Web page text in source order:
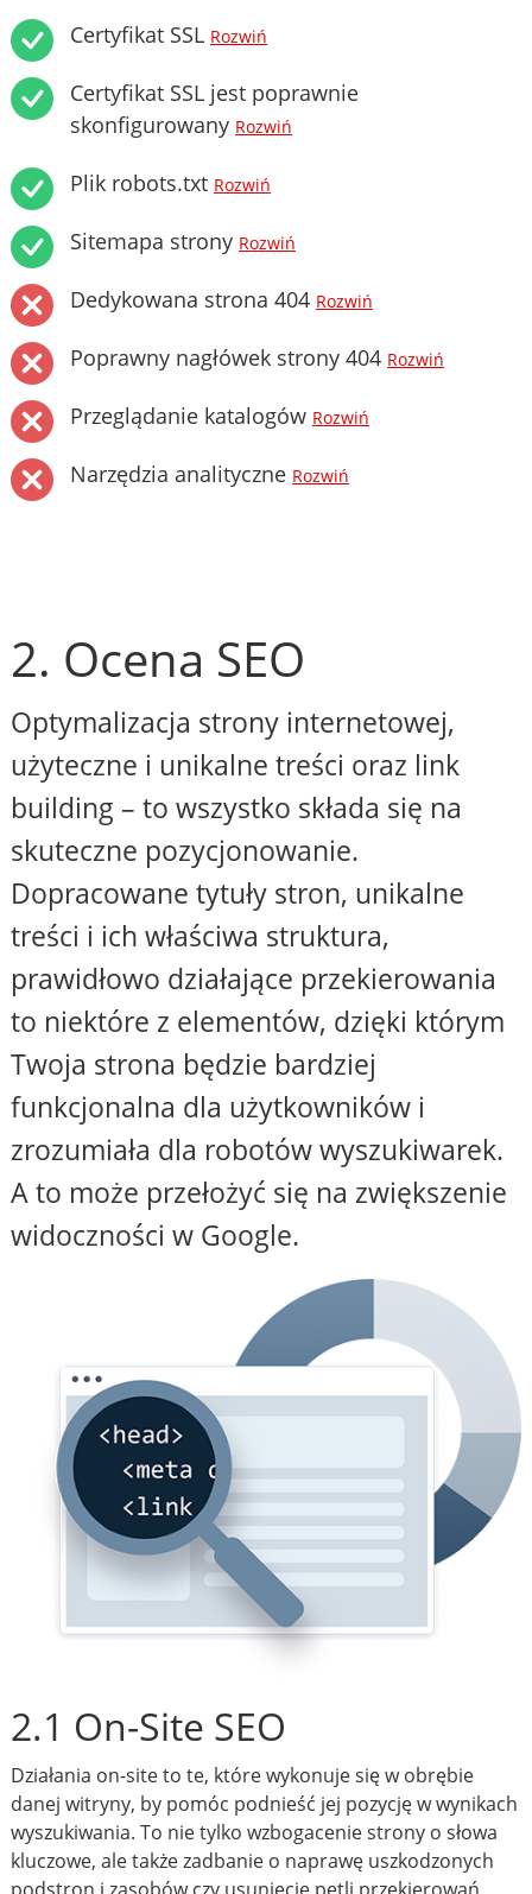
Certyfikat SSL Rozwiń
Certyfikat SSL jest poprawnie
skonfigurowany Rozwiń
Plik robots.txt Rozwiń
Sitemapa strony Rozwiń
Dedykowana strona 404 Rozwiń
Poprawny nagłówek strony 404 Rozwiń
Przeglądanie katalogów Rozwiń
Narzędzia analityczne Rozwiń
2. Ocena SEO
Optymalizacja strony internetowej,
użyteczne i unikalne treści oraz link
building – to wszystko składa się na
skuteczne pozycjonowanie.
Dopracowane tytuły stron, unikalne
treści i ich właściwa struktura,
prawidłowo działające przekierowania
to niektóre z elementów, dzięki którym
Twoja strona będzie bardziej
funkcjonalna dla użytkowników i
zrozumiała dla robotów wyszukiwarek.
A to może przełożyć się na zwiększenie
widoczności w Google.
2.1 On-Site SEO
Działania on-site to te, które wykonuje się w obrębie
danej witryny, by pomóc podnieść jej pozycję w wynikach
wyszukiwania. To nie tylko wzbogacenie strony o słowa
kluczowe, ale także zadbanie o naprawę uszkodzonych
podstron i zasobów czy usunięcie pętli przekierowań.